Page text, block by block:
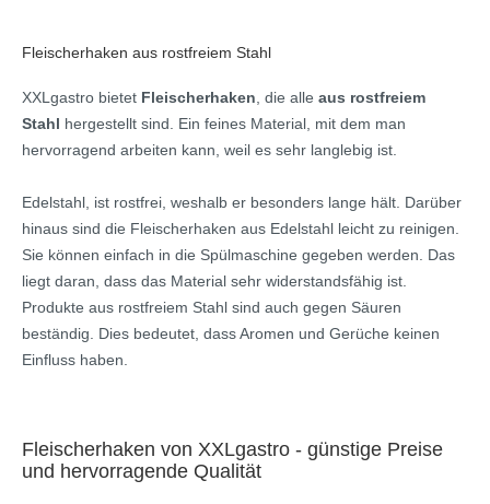
Fleischerhaken aus rostfreiem Stahl
XXLgastro bietet Fleischerhaken , die alle aus rostfreiem
Stahl hergestellt sind. Ein feines Material, mit dem man
hervorragend arbeiten kann, weil es sehr langlebig ist.
Edelstahl, ist rostfrei, weshalb er besonders lange hält. Darüber
hinaus sind die Fleischerhaken aus Edelstahl leicht zu reinigen.
Sie können einfach in die Spülmaschine gegeben werden. Das
liegt daran, dass das Material sehr widerstandsfähig ist.
Produkte aus rostfreiem Stahl sind auch gegen Säuren
beständig. Dies bedeutet, dass Aromen und Gerüche keinen
Einfluss haben.
Fleischerhaken von XXLgastro - günstige Preise
und hervorragende Qualität